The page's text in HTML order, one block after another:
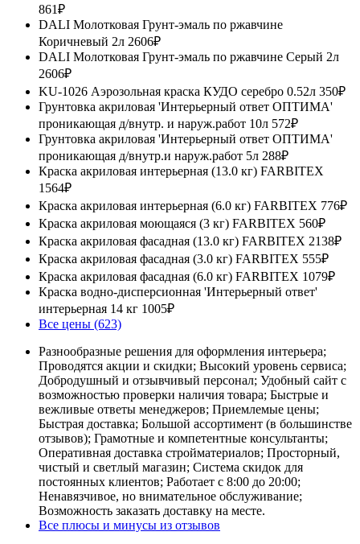
861₽
DALI Молотковая Грунт-эмаль по ржавчине
Коричневый 2л 2606₽
DALI Молотковая Грунт-эмаль по ржавчине Серый 2л
2606₽
KU-1026 Аэрозольная краска КУДО серебро 0.52л 350₽
Грунтовка акриловая 'Интерьерный ответ ОПТИМА'
проникающая д/внутр. и наруж.работ 10л 572₽
Грунтовка акриловая 'Интерьерный ответ ОПТИМА'
проникающая д/внутр.и наруж.работ 5л 288₽
Краска акриловая интерьерная (13.0 кг) FARBITEX
1564₽
Краска акриловая интерьерная (6.0 кг) FARBITEX 776₽
Краска акриловая моющаяся (3 кг) FARBITEX 560₽
Краска акриловая фасадная (13.0 кг) FARBITEX 2138₽
Краска акриловая фасадная (3.0 кг) FARBITEX 555₽
Краска акриловая фасадная (6.0 кг) FARBITEX 1079₽
Краска водно-дисперсионная 'Интерьерный ответ'
интерьерная 14 кг 1005₽
Все цены (623)
Разнообразные решения для оформления интерьера;
Проводятся акции и скидки; Высокий уровень сервиса;
Добродушный и отзывчивый персонал; Удобный сайт с
возможностью проверки наличия товара; Быстрые и
вежливые ответы менеджеров; Приемлемые цены;
Быстрая доставка; Большой ассортимент (в большинстве
отзывов); Грамотные и компетентные консультанты;
Оперативная доставка стройматериалов; Просторный,
чистый и светлый магазин; Система скидок для
постоянных клиентов; Работает с 8:00 до 20:00;
Ненавязчивое, но внимательное обслуживание;
Возможность заказать доставку на месте.
Все плюсы и минусы из отзывов